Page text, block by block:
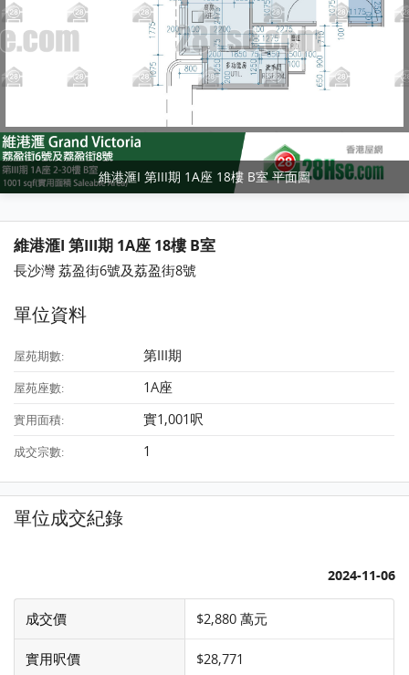
維港滙I 第III期 1A座 18樓 B室 平面圖
維港滙I 第III期 1A座 18樓 B室
長沙灣 荔盈街6號及荔盈街8號
單位資料
屋苑期數: 第III期
屋苑座數: 1A座
實用面積: 實1,001呎
成交宗數: 1
單位成交紀錄
2024-11-06
成交價 $2,880 萬元
實用呎價 $28,771